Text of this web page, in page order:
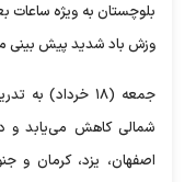
بلوچستان به ویژه ساعات
وزش باد شدید پیش بینی
جمعه (۱۸ خرداد)
شمالی کاهش می‌یابد و
اصفهان، یزد، کرمان و